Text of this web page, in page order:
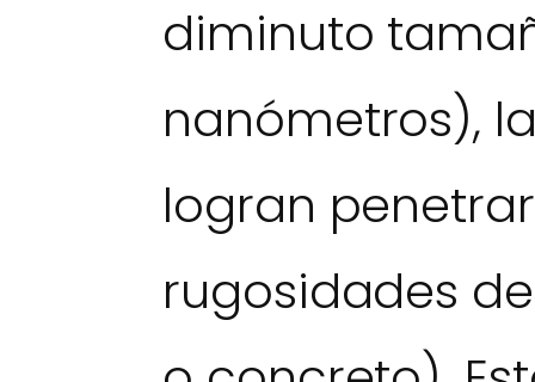
diminuto
nanómetros),
logran
rugosidades